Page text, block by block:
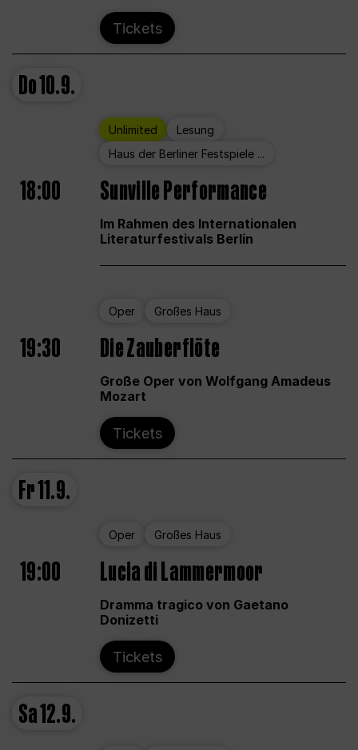
Tickets
Do10.9.
Unlimited
Lesung
Haus der Berliner Festspiele ...
18:00 Sunville Performance
Im Rahmen des Internationalen
Literaturfestivals Berlin
Oper Großes Haus
19:30 Die Zauberflöte
Große Oper von Wolfgang Amadeus
Mozart
Tickets
Fr11.9.
Oper Großes Haus
19:00 Lucia di Lammermoor
Dramma tragico von Gaetano
Donizetti
Tickets
Sa12.9.